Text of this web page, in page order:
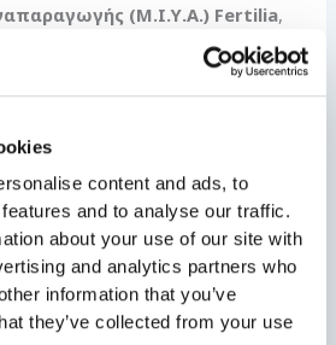
content and ads, to
and to analyse our traffic.
about your use of our site with
and analytics partners who
information that you’ve
they’ve collected from your use
(Μ.Ι.Υ.Α.) Fertilia,
και τη διατήρηση της αρχικής
μέχρι τη χρήση τους. Δεν έχει
των
βρεθούν κινητά
την απόψυξη. Η Εθνική Αρχή
Αναπαραγωγής ανακοίνωσε
παράτασης της
έτη, χωρίς ανώτατο χρονικό όριο.
η επανάκαμψη ή μη της